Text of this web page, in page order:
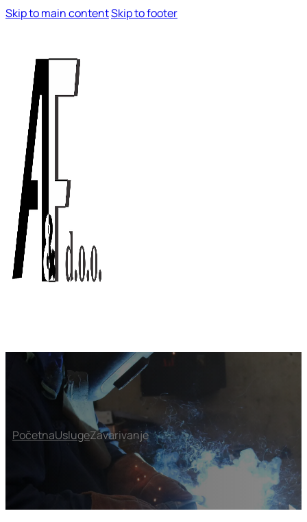
Skip to main contentSkip to footer
PočetnaUslugeZavarivanje